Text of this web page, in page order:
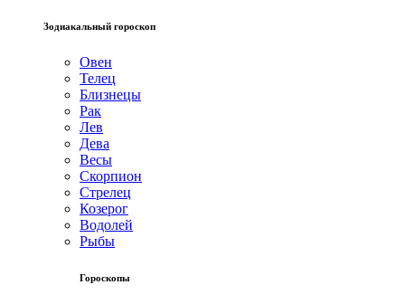
Зодиакальный гороскоп
Овен
Телец
Близнецы
Рак
Лев
Дева
Весы
Скорпион
Стрелец
Козерог
Водолей
Рыбы
Гороскопы